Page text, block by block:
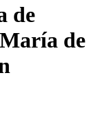
de
de